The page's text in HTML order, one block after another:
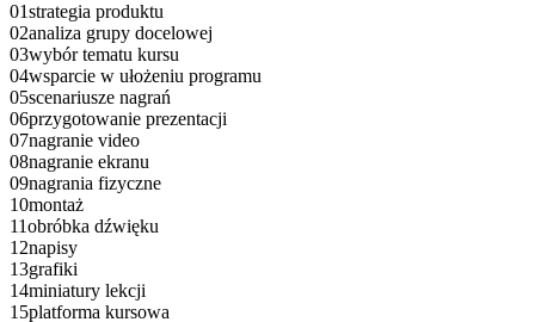
01strategia produktu
02analiza grupy docelowej
03wybór tematu kursu
04wsparcie w ułożeniu programu
05scenariusze nagrań
06przygotowanie prezentacji
07nagranie video
08nagranie ekranu
09nagrania fizyczne
10montaż
11obróbka dźwięku
12napisy
13grafiki
14miniatury lekcji
15platforma kursowa